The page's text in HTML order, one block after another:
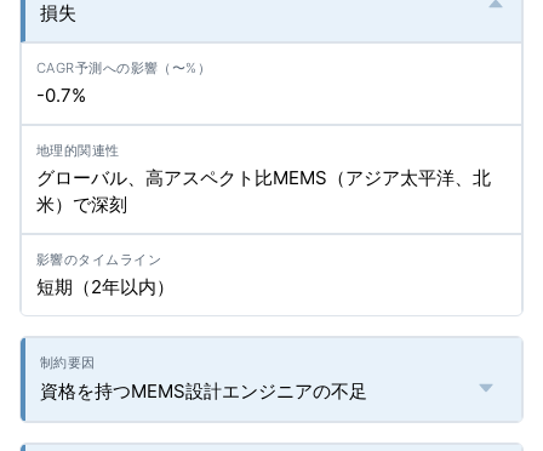
損失
-0.7%
グローバル、高アスペクト比MEMS（アジア太平洋、北
米）で深刻
短期（2年以内）
資格を持つMEMS設計エンジニアの不足